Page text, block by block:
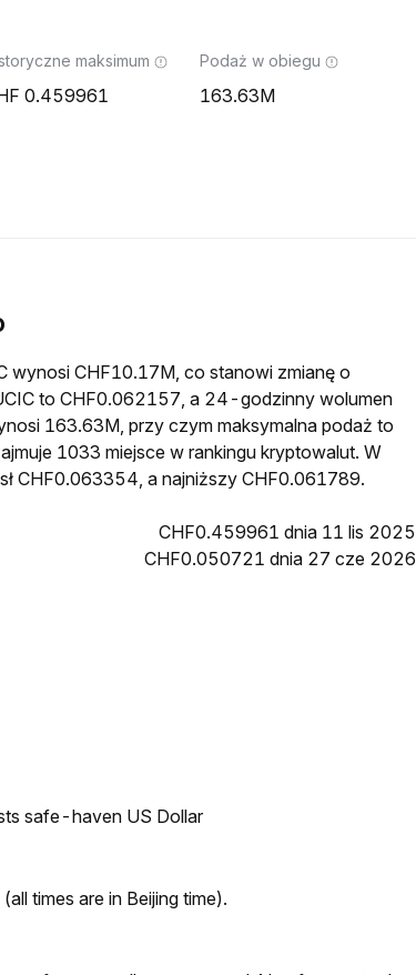
maksimum
0.459961
Podaż w obiegu
163.63M
wynosi CHF10.17M, co stanowi zmianę o
to CHF0.062157, a 24-godzinny wolumen
163.63M, przy czym maksymalna podaż to
1033 miejsce w rankingu kryptowalut. W
CHF0.063354, a najniższy CHF0.061789.
CHF0.459961 dnia 11 lis 2025
CHF0.050721 dnia 27 cze 2026
safe-haven US Dollar
times are in Beijing time).